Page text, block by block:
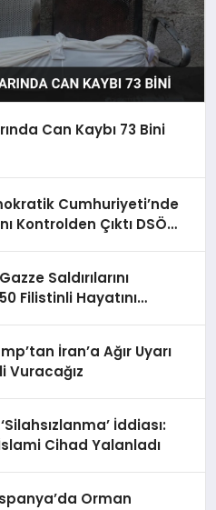
Can Kaybı 73 Bini
Cumhuriyeti’nde
Kontrolden Çıktı DSÖ
Saldırılarını
Filistinli Hayatını
İran’a Ağır Uyarı
Vuracağız
İddiası:
Cihad Yalanladı
Orman